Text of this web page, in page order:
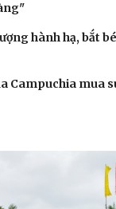
hành hạ, bắt
Campuchia mua